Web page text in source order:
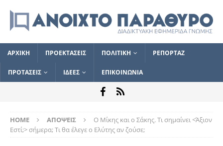
ΑΡΧΙΚΗ ΠΡΟΕΚΤΑΣΕΙΣ ΠΟΛΙΤΙΚΗ ΡΕΠΟΡΤΑΖ
ΠΡΟΤΑΣΕΙΣ ΙΔΕΕΣ ΕΠΙΚΟΙΝΩΝΙΑ
HOME ΑΠΟΨΕΙΣ
Ο Μίκης και ο Σάκης. Τι σημαίνει <Άξιον
Εστί;> σήμερα; Τι θα έλεγε ο Ελύτης αν ζούσε;